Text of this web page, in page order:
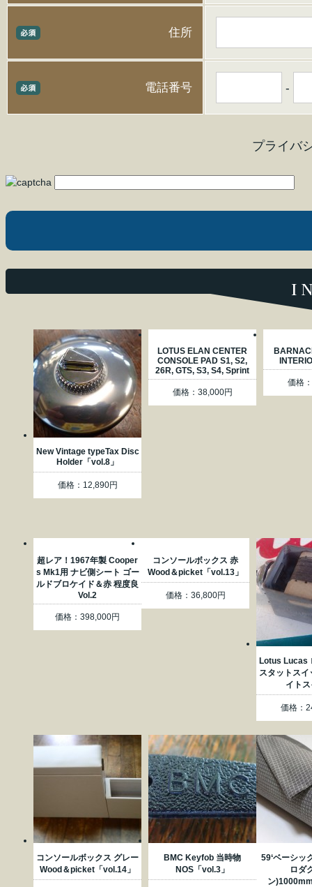
住所
電話番号 -
プライバ
New Vintage typeTax Disc
Holder「vol.8」
価格：12,890円
LOTUS ELAN CENTER
CONSOLE PAD S1, S2,
26R, GTS, S3, S4, Sprint
価格：38,000円
価格
超レア！1967年製 Cooper
s Mk1用 ナビ側シート ゴー
ルドブロケイド＆赤 程度良
Vol.2
価格：398,000円
コンソールボックス 赤
Wood＆picket「vol.13」
価格：36,800円
Lotus Lucas
スタットスイ
イト
価格：
コンソールボックス グレー
Wood＆picket「vol.14」
BMC Keyfob 当時物
NOS「vol.3」
59‘ベーシッ
ロダ
ン